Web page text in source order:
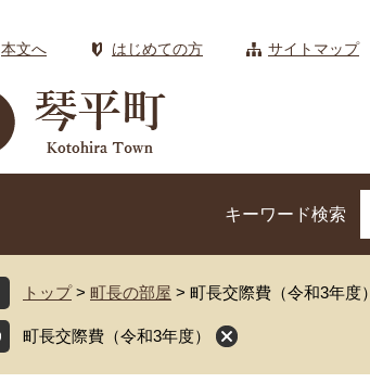
本文へ はじめての方 サイトマップ
キーワード検索
トップ > 町長の部屋 > 町長交際費（令和3年度）
町長交際費（令和3年度）